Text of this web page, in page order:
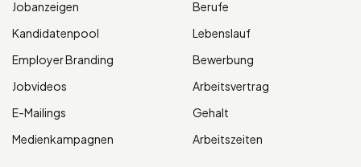
Jobanzeigen
Kandidatenpool
Employer Branding
Jobvideos
E-Mailings
Medienkampagnen
Berufe
Lebenslauf
Bewerbung
Arbeitsvertrag
Gehalt
Arbeitszeiten